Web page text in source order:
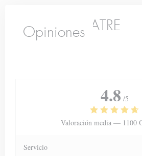
LE PETIT THEATRE
Opiniones
4.8 /5
Valoración media — 1100
Servicio